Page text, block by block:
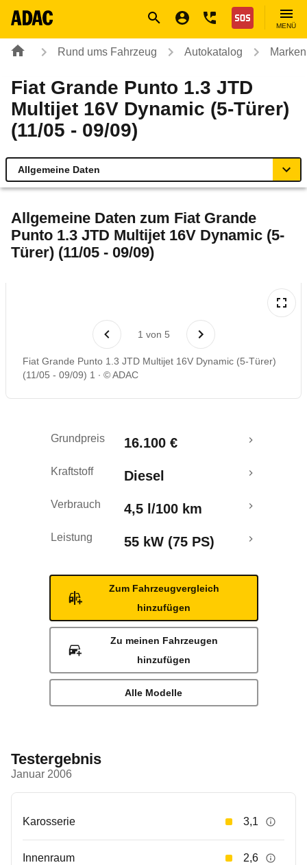
Nothilfe
MENÜ
Rund ums Fahrzeug Autokatalog
Fiat Grande Punto 1.3 JTD
Multijet 16V Dynamic (5-Türer)
(11/05 - 09/09)
Allgemeine Daten
Technische Daten
Rückrufe & Mängel
Allgemeine Daten zum Fiat Grande
Punto 1.3 JTD Multijet 16V Dynamic (5-
Türer) (11/05 - 09/09)
1 von 5
Fiat Grande Punto 1.3 JTD Multijet 16V Dynamic (5-Türer)
(11/05 - 09/09) 1
© ADAC
Grundpreis 16.100 €
Kraftstoff Diesel
Verbrauch 4,5 l/100 km
Leistung 55 kW (75 PS)
Zum Fahrzeugvergleich
hinzufügen
Zu meinen Fahrzeugen
hinzufügen
Alle Modelle
Testergebnis
Januar 2006
Karosserie 3,1
Innenraum 2,6